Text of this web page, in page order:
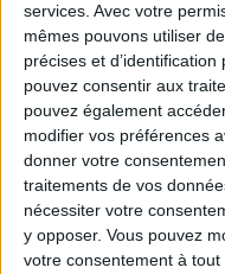
services. Avec votre
mêmes pouvons utiliser
précises et
pouvez consentir aux
pouvez également
modifier vos préférences
donner votre
traitements de vos
nécessiter votre
y opposer. Vous pouvez
votre consentement à